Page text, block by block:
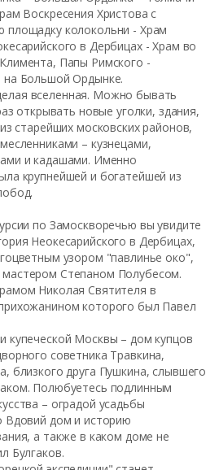
Воскресения Христова с
колокольни - Храм
в Дербицах - Храм во
Папы Римского -
на Большой Ордынке.
вселенная. Можно бывать
открывать новые уголки, здания,
старейших московских районов,
– кузнецами,
и кадашами. Именно
крупнейшей и богатейшей из
по Замоскворечью вы увидите
Неокесарийского в Дербицах,
узором "павлинье око",
Степаном Полубесом.
Николая Святителя в
которого был Павел
купеческой Москвы – дом купцов
советника Травкина,
близкого друга Пушкина, слывшего
Полюбуетесь подлинным
– оградой усадьбы
Вдовий дом и историю
а также в каком доме не
Булгаков.